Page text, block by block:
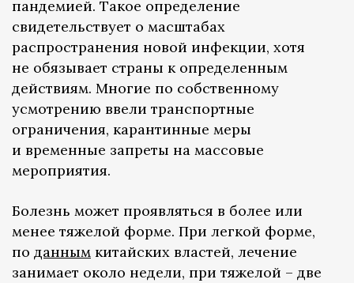
пандемией. Такое определение
свидетельствует о масштабах
распространения новой инфекции, хотя
не обязывает страны к определенным
действиям. Многие по собственному
усмотрению ввели транспортные
ограничения, карантинные меры
и временные запреты на массовые
мероприятия.
Болезнь может проявляться в более или
менее тяжелой форме. При легкой форме,
по данным китайских властей, лечение
занимает около недели, при тяжелой – две